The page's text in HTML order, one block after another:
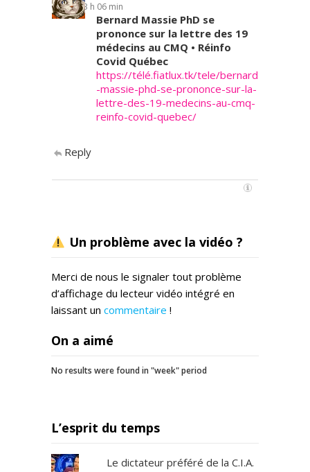
2022 at 3 h 06 min
Bernard Massie PhD se
prononce sur la lettre des 19
médecins au CMQ • Réinfo
Covid Québec
https://télé.fiatlux.tk/tele/bernard
-massie-phd-se-prononce-sur-la-
lettre-des-19-medecins-au-cmq-
reinfo-covid-quebec/
Reply
Un problème avec la vidéo ?
Merci de nous le signaler tout problème
d’affichage du lecteur vidéo intégré en
laissant un commentaire !
On a aimé
No results were found in "week" period
L’esprit du temps
Le dictateur préféré de la C.I.A.